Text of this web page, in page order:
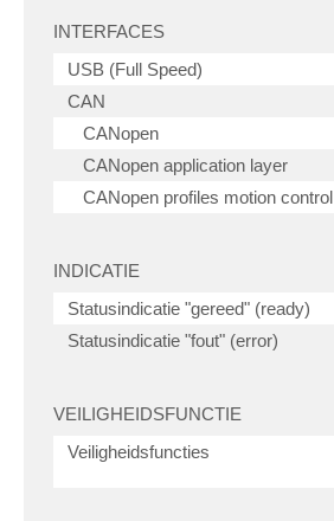
INTERFACES
USB (Full Speed)
CAN
CANopen
CANopen application layer
CANopen profiles motion control
INDICATIE
Statusindicatie "gereed" (ready)
Statusindicatie "fout" (error)
VEILIGHEIDSFUNCTIE
Veiligheidsfuncties